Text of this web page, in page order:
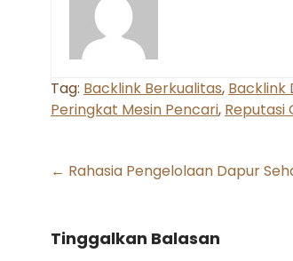
Tag: Backlink Berkualitas, Backlink
Peringkat Mesin Pencari, Reputasi
Post
← Rahasia Pengelolaan Dapur
Tinggalkan Balasan